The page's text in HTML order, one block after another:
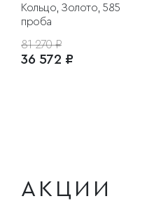
Кольцо, Золото, 585
проба
81 270 ₽
36 572 ₽
АКЦИИ